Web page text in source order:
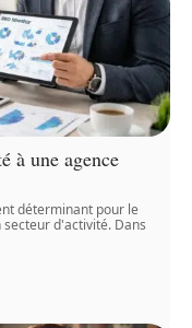
à une agence
déterminant pour le
d'activité. Dans